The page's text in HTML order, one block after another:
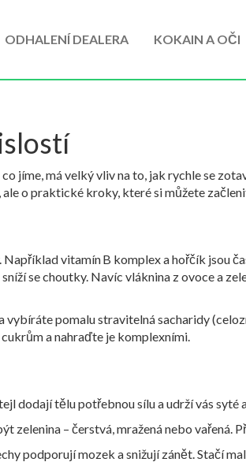
ODHALENÍ DEALERA KOKAIN A OČI
jíme, má velký vliv na to, jak rychle se
o praktické kroky, které si můžete
vitamín B komplex a hořčík jsou
se choutky. Navíc vláknina z ovoce a
pomalu stravitelná sacharidy
a nahraďte je komplexními.
dodají tělu potřebnou sílu a udrží vás syté
zelenina – čerstvá, mražená nebo vařená.
podporují mozek a snižují zánět. Stačí